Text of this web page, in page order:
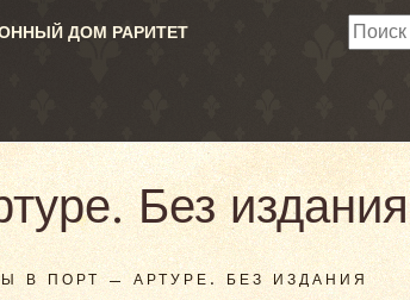
ДОМ РАРИТЕТ
Без издания
В ПОРТ — АРТУРЕ. БЕЗ ИЗДАНИЯ